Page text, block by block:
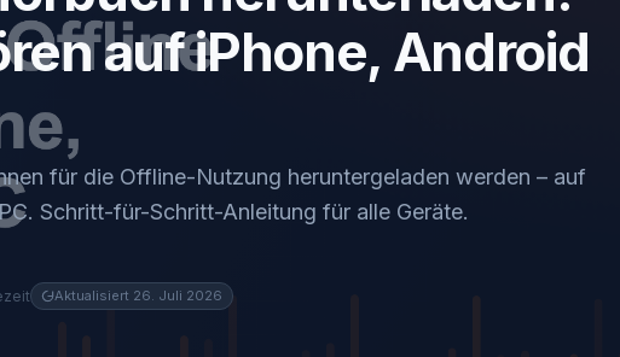
auf iPhone, Android
für die Offline-Nutzung heruntergeladen werden – auf
Schritt-für-Schritt-Anleitung für alle Geräte.
Aktualisiert 26. Juli 2026